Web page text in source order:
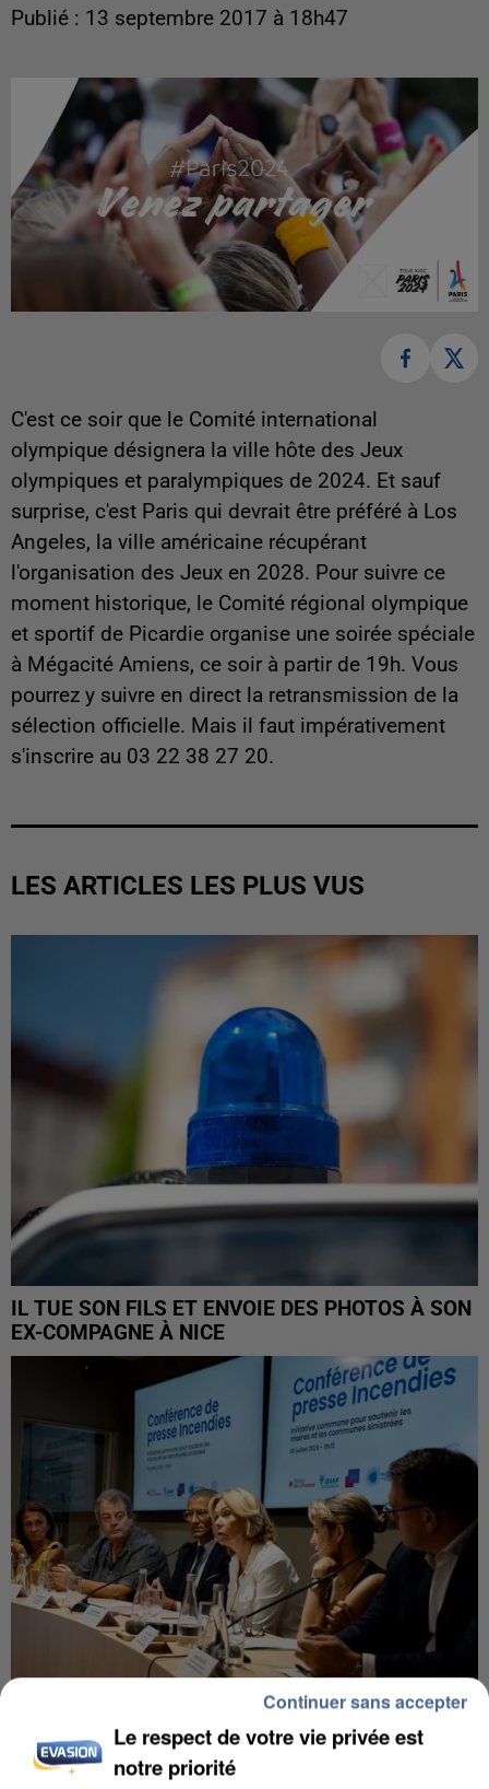
Publié : 13 septembre 2017 à 18h47
C'est ce soir que le Comité international
olympique désignera la ville hôte des Jeux
olympiques et paralympiques de 2024. Et sauf
surprise, c'est Paris qui devrait être préféré à Los
Angeles, la ville américaine récupérant
l'organisation des Jeux en 2028. Pour suivre ce
moment historique, le Comité régional olympique
et sportif de Picardie organise une soirée spéciale
à Mégacité Amiens, ce soir à partir de 19h. Vous
pourrez y suivre en direct la retransmission de la
sélection officielle. Mais il faut impérativement
s'inscrire au 03 22 38 27 20.
LES ARTICLES LES PLUS VUS
IL TUE SON FILS ET ENVOIE DES PHOTOS À SON
EX-COMPAGNE À NICE
INCENDIES : L’ÎLE-DE-FRANCE LANCE UN ÉLAN
DE SOLIDARITÉ AVEC LES...
Le respect de votre vie privée est
notre priorité
Continuer sans accepter